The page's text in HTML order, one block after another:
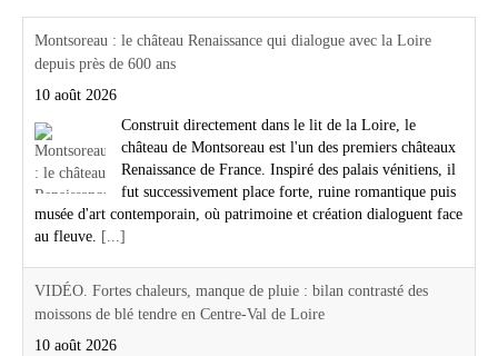
Montsoreau : le château Renaissance qui dialogue avec la Loire
depuis près de 600 ans
10 août 2026
Construit directement dans le lit de la Loire, le
château de Montsoreau est l'un des premiers châteaux
Renaissance de France. Inspiré des palais vénitiens, il
fut successivement place forte, ruine romantique puis
musée d'art contemporain, où patrimoine et création dialoguent face
au fleuve. [...]
VIDÉO. Fortes chaleurs, manque de pluie : bilan contrasté des
moissons de blé tendre en Centre-Val de Loire
10 août 2026